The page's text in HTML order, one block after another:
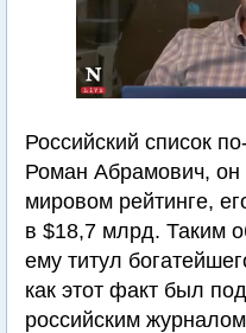
Российский список
Роман Абрамович, он
мировом рейтинге,
в $18,7 млрд. Таким
ему титул
как этот факт был
российским